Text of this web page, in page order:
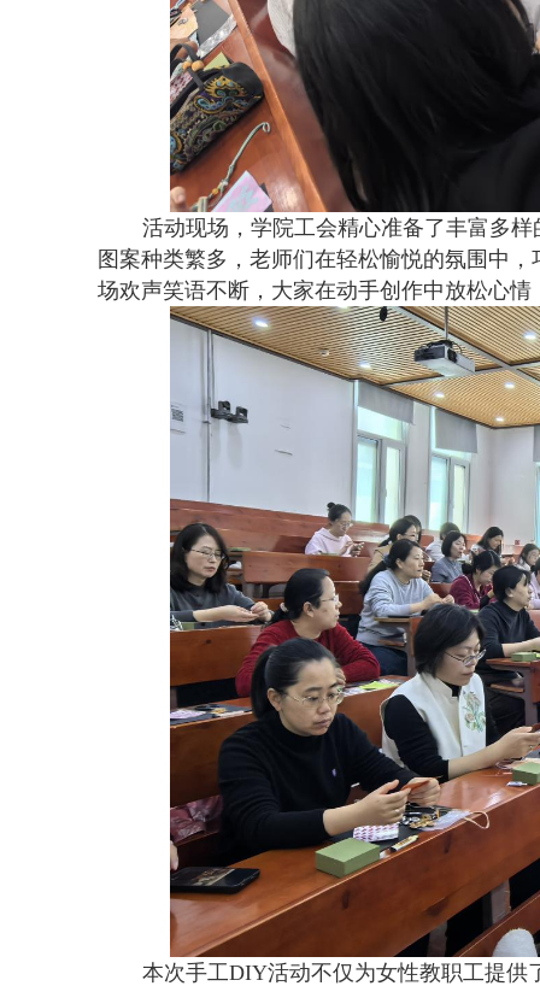
活动现场，学院工会精心准备了丰富多
图案种类繁多，老师们在轻松愉悦的氛围中
场欢声笑语不断，大家在动手创作中放松心
本次手工DIY活动不仅为女性教职工提供